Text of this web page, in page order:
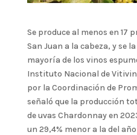
Se produce al menos en 17
San Juan a la cabeza, y se
mayoría de los vinos
Instituto Nacional de
por la Coordinación de
señaló que la producción
de uvas Chardonnay en
un 29,4% menor a la del